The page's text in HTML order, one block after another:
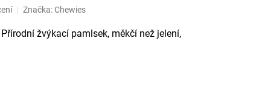
Značka:Chewies
žvýkací pamlsek, měkčí než jelení,